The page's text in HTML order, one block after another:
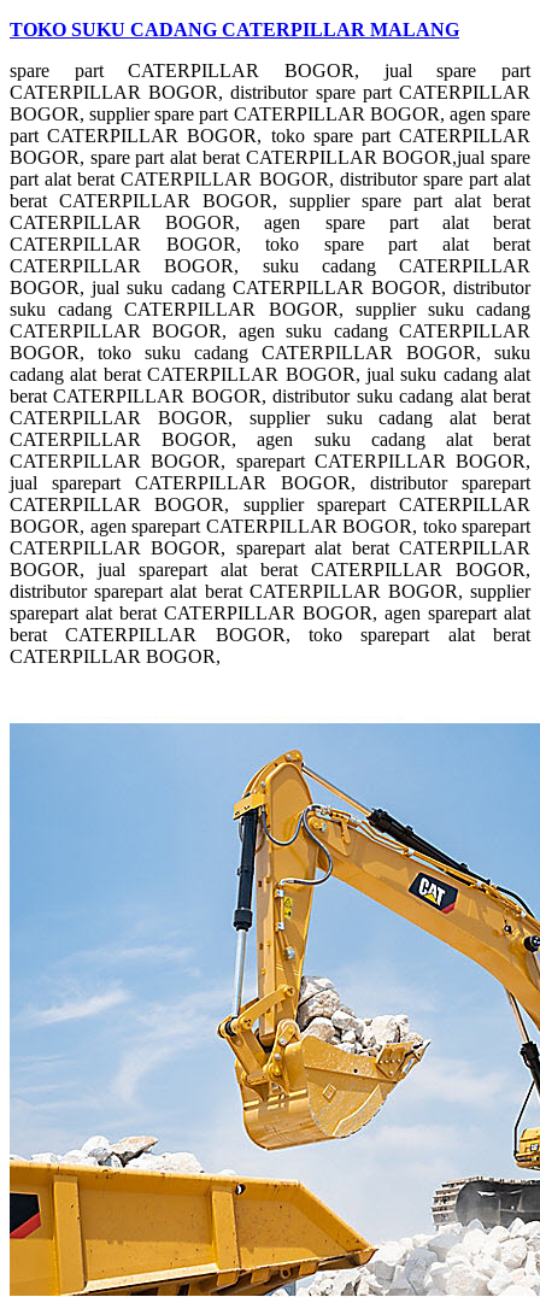
TOKO SUKU CADANG CATERPILLAR MALANG
spare part CATERPILLAR BOGOR, jual spare part
CATERPILLAR BOGOR, distributor spare part CATERPILLAR
BOGOR, supplier spare part CATERPILLAR BOGOR, agen spare
part CATERPILLAR BOGOR, toko spare part CATERPILLAR
BOGOR, spare part alat berat CATERPILLAR BOGOR,jual spare
part alat berat CATERPILLAR BOGOR, distributor spare part alat
berat CATERPILLAR BOGOR, supplier spare part alat berat
CATERPILLAR BOGOR, agen spare part alat berat
CATERPILLAR BOGOR, toko spare part alat berat
CATERPILLAR BOGOR, suku cadang CATERPILLAR
BOGOR, jual suku cadang CATERPILLAR BOGOR, distributor
suku cadang CATERPILLAR BOGOR, supplier suku cadang
CATERPILLAR BOGOR, agen suku cadang CATERPILLAR
BOGOR, toko suku cadang CATERPILLAR BOGOR, suku
cadang alat berat CATERPILLAR BOGOR, jual suku cadang alat
berat CATERPILLAR BOGOR, distributor suku cadang alat berat
CATERPILLAR BOGOR, supplier suku cadang alat berat
CATERPILLAR BOGOR, agen suku cadang alat berat
CATERPILLAR BOGOR, sparepart CATERPILLAR BOGOR,
jual sparepart CATERPILLAR BOGOR, distributor sparepart
CATERPILLAR BOGOR, supplier sparepart CATERPILLAR
BOGOR, agen sparepart CATERPILLAR BOGOR, toko sparepart
CATERPILLAR BOGOR, sparepart alat berat CATERPILLAR
BOGOR, jual sparepart alat berat CATERPILLAR BOGOR,
distributor sparepart alat berat CATERPILLAR BOGOR, supplier
sparepart alat berat CATERPILLAR BOGOR, agen sparepart alat
berat CATERPILLAR BOGOR, toko sparepart alat berat
CATERPILLAR BOGOR,